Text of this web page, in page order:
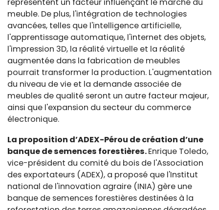
meuble. De plus, l'intégration de technologies
avancées, telles que l'intelligence artificielle,
l'apprentissage automatique, l'internet des objets,
l'impression 3D, la réalité virtuelle et la réalité
augmentée dans la fabrication de meubles
pourrait transformer la production. L'augmentation
du niveau de vie et la demande associée de
meubles de qualité seront un autre facteur majeur,
ainsi que l'expansion du secteur du commerce
électronique.
La proposition d’ADEX-Pérou de création d’une
banque de semences forestières.Enrique Toledo,
vice-président du comité du bois de l'Association
des exportateurs (ADEX), a proposé que l'Institut
national de l'innovation agraire (INIA) gère une
banque de semences forestières destinées à la